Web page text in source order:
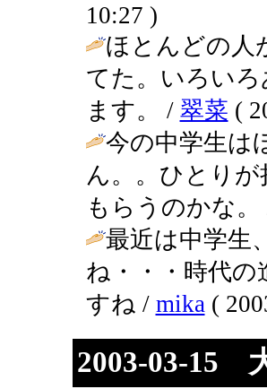
10:27 )
ほとんどの人
てた。いろい
ます。 / 翠菜 (
今の中学生は
ん。。ひとり
もらうのかな。
最近は中学生
ね・・・時代
すね / mika (
2003-03-15